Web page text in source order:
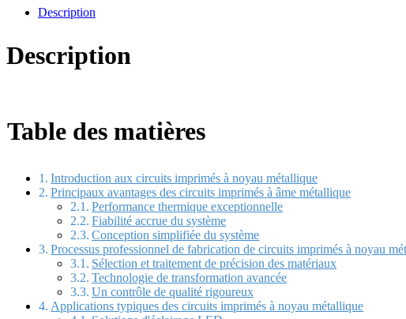
Description
Description
Table des matières
Introduction aux circuits imprimés à noyau métallique
Principaux avantages des circuits imprimés à âme métallique
Performance thermique exceptionnelle
Fiabilité accrue du système
Conception simplifiée du système
Processus professionnel de fabrication de circuits imprimés à noyau
Sélection et traitement de précision des matériaux
Technologie de transformation avancée
Un contrôle de qualité rigoureux
Applications typiques des circuits imprimés à noyau métallique